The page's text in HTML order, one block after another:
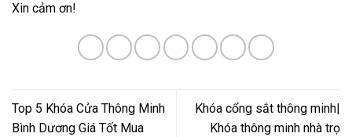
Xin cảm ơn!
Top 5 Khóa Cửa Thông Minh
Bình Dương Giá Tốt Mua
Khóa cổng sắt thông minh|
Khóa thông minh nhà trọ